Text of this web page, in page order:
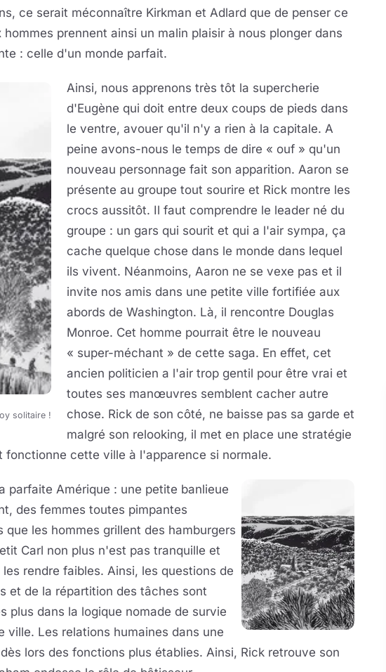
ce serait méconnaître Kirkman et Adlard que de penser ce
prennent ainsi un malin plaisir à nous plonger dans
: celle d'un monde parfait.
solitaire !
Ainsi, nous apprenons très tôt la supercherie
d'Eugène qui doit entre deux coups de pieds dans
le ventre, avouer qu'il n'y a rien à la capitale. A
peine avons-nous le temps de dire « ouf » qu'un
nouveau personnage fait son apparition. Aaron se
présente au groupe tout sourire et Rick montre les
crocs aussitôt. Il faut comprendre le leader né du
groupe : un gars qui sourit et qui a l'air sympa, ça
cache quelque chose dans le monde dans lequel
ils vivent. Néanmoins, Aaron ne se vexe pas et il
invite nos amis dans une petite ville fortifiée aux
abords de Washington. Là, il rencontre Douglas
Monroe. Cet homme pourrait être le nouveau
« super-méchant » de cette saga. En effet, cet
ancien politicien a l'air trop gentil pour être vrai et
toutes ses manœuvres semblent cacher autre
chose. Rick de son côté, ne baisse pas sa garde et
malgré son relooking, il met en place une stratégie
fonctionne cette ville à l'apparence si normale.
parfaite Amérique : une petite banlieue
des femmes toutes pimpantes
les hommes grillent des hamburgers
Carl non plus n'est pas tranquille et
rendre faibles. Ainsi, les questions de
et de la répartition des tâches sont
plus dans la logique nomade de survie
ville. Les relations humaines dans une
lors des fonctions plus établies. Ainsi, Rick retrouve son